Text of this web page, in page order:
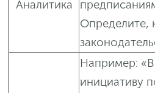
Аналитика
Определите,
Например:
инициативу